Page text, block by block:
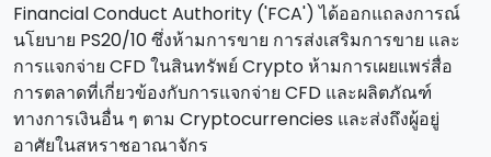
Financial Conduct Authority ('FCA') ได้ออกแถลงการณ์
นโยบาย PS20/10 ซึ่งห้ามการขาย การส่งเสริมการขาย และ
การแจกจ่าย CFD ในสินทรัพย์ Crypto ห้ามการเผยแพร่สื่อ
การตลาดที่เกี่ยวข้องกับการแจกจ่าย CFD และผลิตภัณฑ์
ทางการเงินอื่น ๆ ตาม Cryptocurrencies และส่งถึงผู้อยู่
อาศัยในสหราชอาณาจักร